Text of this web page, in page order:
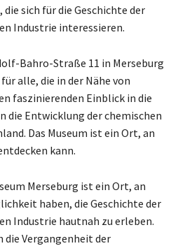
sich für die Geschichte der
Industrie interessieren.
Bahro-Straße 11 in Merseburg
alle, die in der Nähe von
faszinierenden Einblick in die
die Entwicklung der chemischen
Das Museum ist ein Ort, an
kann.
Merseburg ist ein Ort, an
haben, die Geschichte der
Industrie hautnah zu erleben.
die Vergangenheit der